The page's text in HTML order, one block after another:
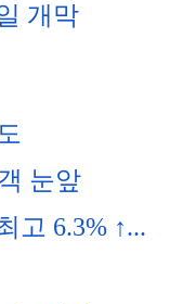
개막
눈앞
고 6.3% ↑...